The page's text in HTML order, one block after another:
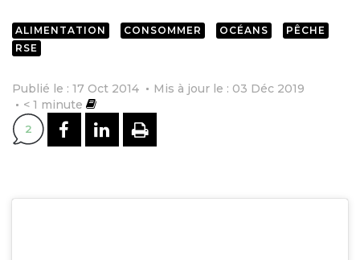
ALIMENTATION CONSOMMER OCÉANS
PÊCHE
RSE
Publié le : 17 Oct 2014
Mis à jour le : 03 Déc 2019
< 1 minute
2 PARTAGER SUR FACEBOOK
PARTAGER SUR
IMPRIMER